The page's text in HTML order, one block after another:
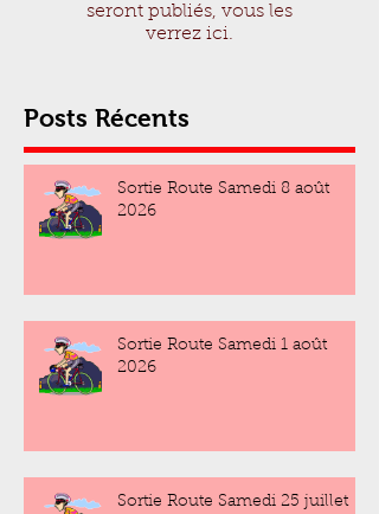
seront publiés, vous les
verrez ici.
Posts Récents
Sortie Route Samedi 8 août
2026
Sortie Route Samedi 1 août
2026
Sortie Route Samedi 25 juillet